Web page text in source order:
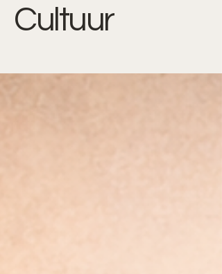
Cultuur